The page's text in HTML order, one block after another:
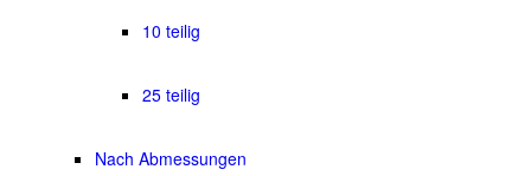
10 teilig
25 teilig
Nach Abmessungen